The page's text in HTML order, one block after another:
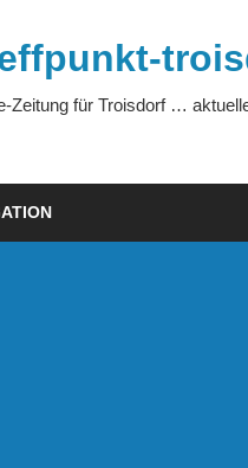
Zeitung für Troisdorf …